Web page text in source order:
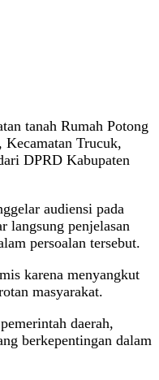
tanah Rumah Potong
Trucuk,
DPRD Kabupaten
audiensi pada
langsung penjelasan
persoalan tersebut.
karena menyangkut
masyarakat.
daerah,
berkepentingan dalam